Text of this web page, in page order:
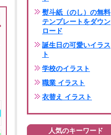
熨斗紙（のし）の無料
テンプレートをダウン
ロード
誕生日の可愛いイラス
ト
学校のイラスト
職業 イラスト
衣替え イラスト
人気のキーワード